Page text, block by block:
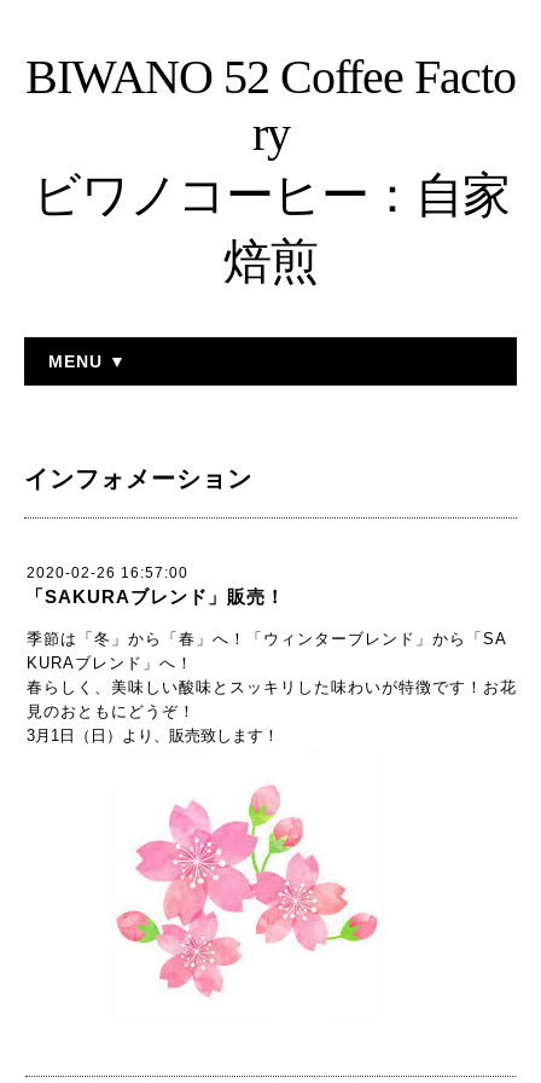
BIWANO 52 Coffee Facto
ry
ビワノコーヒー：自家
焙煎
MENU ▼
インフォメーション
2020-02-26 16:57:00
「SAKURAブレンド」販売！
季節は「冬」から「春」へ！「ウィンターブレンド」から「SA
KURAブレンド」へ！
春らしく、美味しい酸味とスッキリした味わいが特徴です！お花
見のおともにどうぞ！
3月1日（日）より、販売致します！